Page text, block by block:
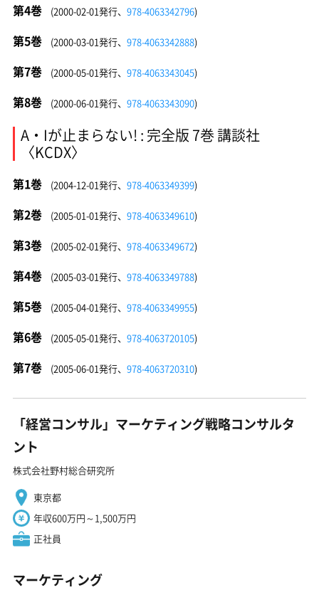
第4巻 (2000-02-01発行、 978-4063342796)
第5巻 (2000-03-01発行、 978-4063342888)
第7巻 (2000-05-01発行、 978-4063343045)
第8巻 (2000-06-01発行、 978-4063343090)
A・Iが止まらない! : 完全版 7巻 講談社
〈KCDX〉
第1巻 (2004-12-01発行、 978-4063349399)
第2巻 (2005-01-01発行、 978-4063349610)
第3巻 (2005-02-01発行、 978-4063349672)
第4巻 (2005-03-01発行、 978-4063349788)
第5巻 (2005-04-01発行、 978-4063349955)
第6巻 (2005-05-01発行、 978-4063720105)
第7巻 (2005-06-01発行、 978-4063720310)
「経営コンサル」マーケティング戦略コンサルタ
ント
株式会社野村総合研究所
東京都
年収600万円～1,500万円
正社員
マーケティング